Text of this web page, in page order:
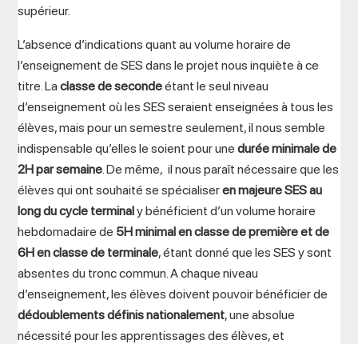
supérieur.
L’absence d’indications quant au volume horaire de
l’enseignement de SES dans le projet nous inquiète à ce
titre. La classe de secondeétant le seul niveau
d’enseignement où les SES seraient enseignées à tous les
élèves, mais pour un semestre seulement, il nous semble
indispensable qu’elles le soient pour une durée minimale de
2H par semaine. De même, il nous paraît nécessaire que les
élèves qui ont souhaité se spécialiseren majeure SES au
long du cycle terminaly bénéficient d’un volume horaire
hebdomadaire de 5H minimal en classe de première et de
6H en classe de terminale, étant donné que les SES y sont
absentes du tronc commun. A chaque niveau
d’enseignement, les élèves doivent pouvoir bénéficier de
dédoublements définis nationalement, une absolue
nécessité pour les apprentissages des élèves, et